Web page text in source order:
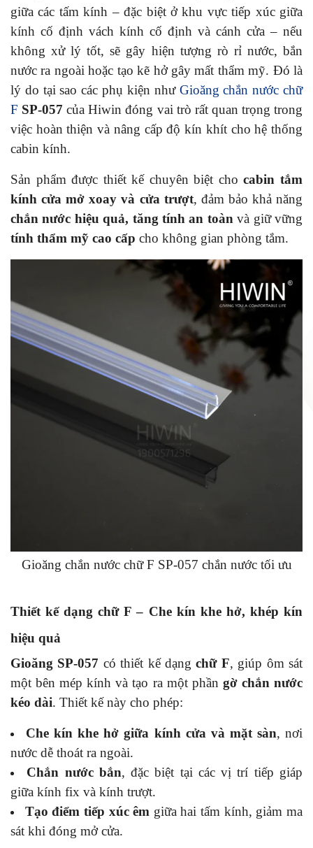
giữa các tấm kính – đặc biệt ở khu vực tiếp xúc giữa
kính cố định vách kính cố định và cánh cửa – nếu
không xử lý tốt, sẽ gây hiện tượng rò rỉ nước, bắn
nước ra ngoài hoặc tạo kẽ hở gây mất thẩm mỹ. Đó là
lý do tại sao các phụ kiện như Gioăng chắn nước chữ
F SP-057 của Hiwin đóng vai trò rất quan trọng trong
việc hoàn thiện và nâng cấp độ kín khít cho hệ thống
cabin kính.
Sản phẩm được thiết kế chuyên biệt chocabin tắm
kính cửa mở xoay và cửa trượt, đảm bảo khả năng
chắn nước hiệu quả, tăng tính an toàn và giữ vững
tính thẩm mỹ cao cấp cho không gian phòng tắm.
Gioăng chắn nước chữ F SP-057 chắn nước tối ưu
Thiết kế dạng chữ F – Che kín khe hở, khép kín
hiệu quả
Gioăng SP-057 có thiết kế dạngchữ F, giúp ôm sát
một bên mép kính và tạo ra một phần gờ chắn nước
kéo dài. Thiết kế này cho phép:
Che kín khe hở giữa kính cửa và mặt sàn, nơi
nước dễ thoát ra ngoài.
Chắn nước bắn, đặc biệt tại các vị trí tiếp giáp
giữa kính fix và kính trượt.
Tạo điểm tiếp xúc êm giữa hai tấm kính, giảm ma
sát khi đóng mở cửa.